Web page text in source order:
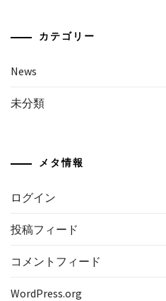
カテゴリー
News
未分類
メタ情報
ログイン
投稿フィード
コメントフィード
WordPress.org